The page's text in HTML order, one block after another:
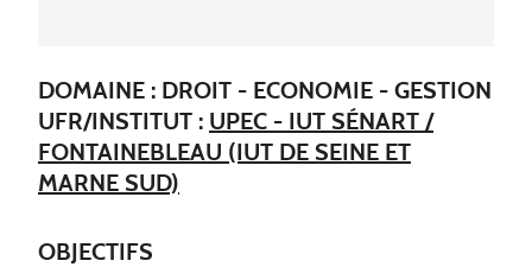
DOMAINE : DROIT - ECONOMIE - GESTION
UFR/INSTITUT : UPEC - IUT SÉNART /
FONTAINEBLEAU (IUT DE SEINE ET
MARNE SUD)
OBJECTIFS